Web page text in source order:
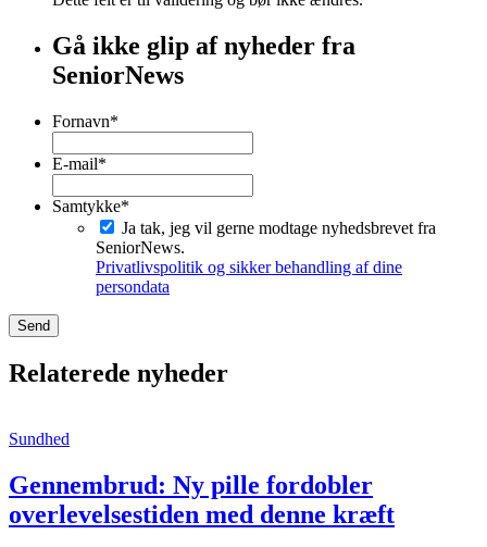
Gå ikke glip af nyheder fra
SeniorNews
Fornavn*
E-mail*
Samtykke*
Ja tak, jeg vil gerne modtage nyhedsbrevet fra
SeniorNews.
Privatlivspolitik og sikker behandling af dine
persondata
Relaterede nyheder
Sundhed
Gennembrud: Ny pille fordobler
overlevelsestiden med denne kræft